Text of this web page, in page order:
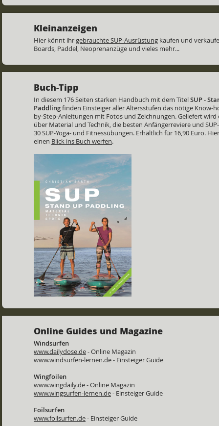
Kleinanzeigen
Hier könnt ihrgebrauchte SUP-Ausrüstung kaufen und
Boards, Paddel, Neoprenanzüge und vieles mehr...
Buch-Tipp
In diesem 176 Seiten starken Handbuch mit dem TitelSUP -
Paddlingfinden Einsteiger aller Altersstufen das nötige Know-
by-Step-Anleitungen mit Fotos und Zeichnungen. Geliefert wird
über Material und Technik, die besten Anfängerreviere und
30 SUP-Yoga- und Fitnessübungen. Erhältlich für 16,90 Euro.
einen Blick ins Buch werfen.
Online Guides und Magazine
Windsurfen
www.dailydose.de- Online Magazin
www.windsurfen-lernen.de- Einsteiger Guide
Wingfoilen
www.wingdaily.de- Online Magazin
www.wingsurfen-lernen.de- Einsteiger Guide
Foilsurfen
www.foilsurfen.de- Einsteiger Guide